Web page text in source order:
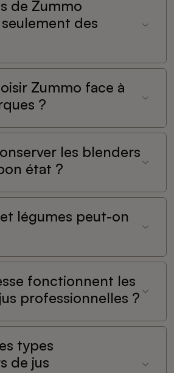
de Zummo
des
Zummo face à
?
les blenders
état ?
légumes peut-on
fonctionnent les
professionnelles ?
types
de jus